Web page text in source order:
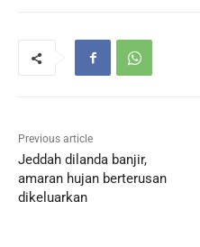
Previous article
Jeddah dilanda banjir,
amaran hujan berterusan
dikeluarkan